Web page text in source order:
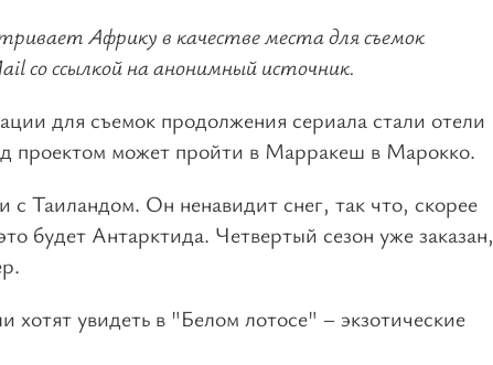
Африку в качестве места для съемок
со ссылкой на анонимный источник.
для съемок продолжения сериала стали отели
проектом может пройти в Марракеш в Марокко.
Таиландом. Он ненавидит снег, так что, скорее
будет Антарктида. Четвертый сезон уже заказан,
хотят увидеть в "Белом лотосе" – экзотические